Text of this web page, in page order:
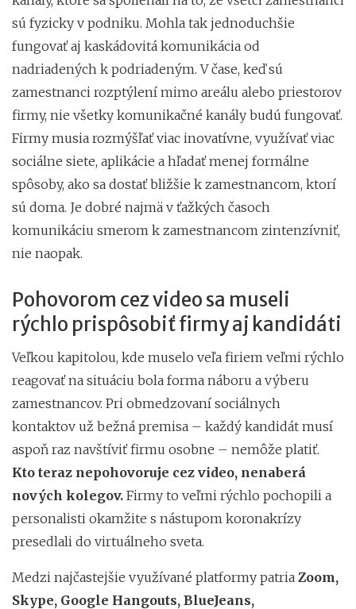
sú fyzicky v podniku. Mohla tak jednoduchšie
fungovať aj kaskádovitá komunikácia od
nadriadených k podriadeným. V čase, keď sú
zamestnanci rozptýlení mimo areálu alebo priestorov
firmy, nie všetky komunikačné kanály budú fungovať.
Firmy musia rozmýšľať viac inovatívne, využívať viac
sociálne siete, aplikácie a hľadať menej formálne
spôsoby, ako sa dostať bližšie k zamestnancom, ktorí
sú doma. Je dobré najmä v ťažkých časoch
komunikáciu smerom k zamestnancom zintenzívniť,
nie naopak.
Pohovorom cez video sa museli
rýchlo prispôsobiť firmy aj kandidáti
Veľkou kapitolou, kde muselo veľa firiem veľmi rýchlo
reagovať na situáciu bola forma náboru a výberu
zamestnancov. Pri obmedzovaní sociálnych
kontaktov už bežná premisa – každý kandidát musí
aspoň raz navštíviť firmu osobne – nemôže platiť.
Kto teraz nepohovoruje cez video, nenaberá
nových kolegov. Firmy to veľmi rýchlo pochopili a
personalisti okamžite s nástupom koronakrízy
presedlali do virtuálneho sveta.
Medzi najčastejšie využívané platformy patria Zoom,
Skype, Google Hangouts, BlueJeans,